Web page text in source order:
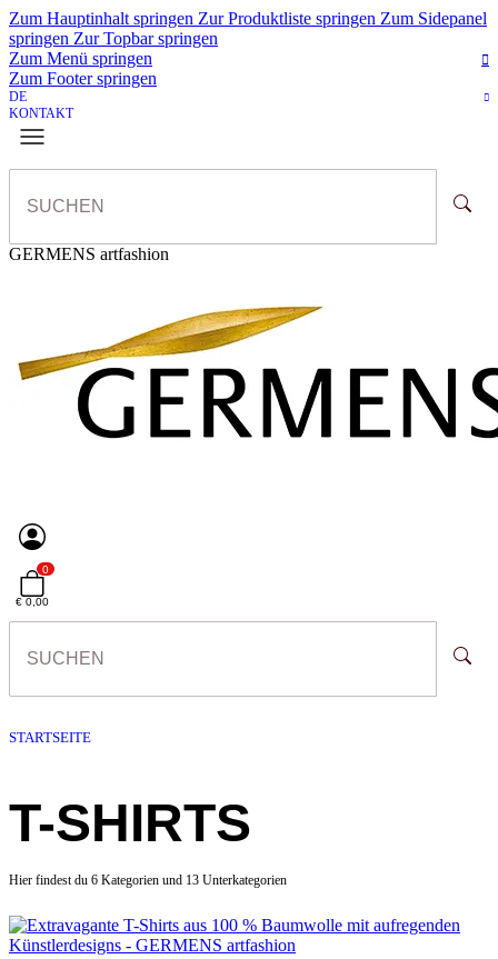
Zum Hauptinhalt springen Zur Produktliste springen Zum Sidepanel
springen Zur Topbar springen
Zum Menü springen
Zum Footer springen
DE
KONTAKT
GERMENS artfashion
0
€ 0,00
STARTSEITE
T-SHIRTS
Hier findest du 6 Kategorien und 13 Unterkategorien